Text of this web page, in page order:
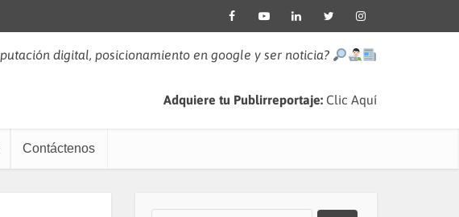
digital, posicionamiento en google y ser noticia?
Adquiere tu Publirreportaje: Clic Aquí
Contáctenos